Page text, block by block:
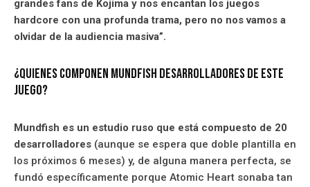
grandes fans de Kojima y nos encantan los juegos
hardcore con una profunda trama, pero no nos vamos a
olvidar de la audiencia masiva”.
¿Quienes componen Mundfish desarrolladores de este
juego?
Mundfish es un estudio ruso que está compuesto de 20
desarrolladores (aunque se espera que doble plantilla en
los próximos 6 meses) y, de alguna manera perfecta, se
fundó específicamente porque Atomic Heart sonaba tan